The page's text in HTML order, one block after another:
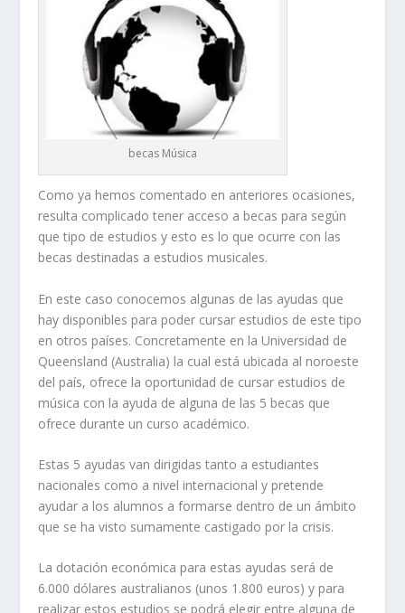
becas Música
Como ya hemos comentado en anteriores ocasiones,
resulta complicado tener acceso a becas para según
que tipo de estudios y esto es lo que ocurre con las
becas destinadas a estudios musicales.
En este caso conocemos algunas de las ayudas que
hay disponibles para poder cursar estudios de este tipo
en otros países. Concretamente en la Universidad de
Queensland (Australia) la cual está ubicada al noroeste
del país, ofrece la oportunidad de cursar estudios de
música con la ayuda de alguna de las 5 becas que
ofrece durante un curso académico.
Estas 5 ayudas van dirigidas tanto a estudiantes
nacionales como a nivel internacional y pretende
ayudar a los alumnos a formarse dentro de un ámbito
que se ha visto sumamente castigado por la crisis.
La dotación económica para estas ayudas será de
6.000 dólares australianos (unos 1.800 euros) y para
realizar estos estudios se podrá elegir entre alguna de